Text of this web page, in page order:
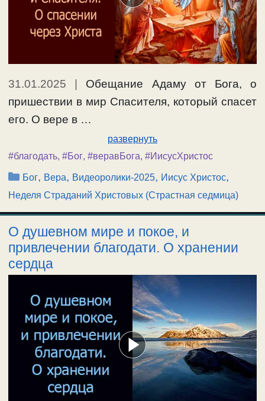
31.01.2025 | Обещание Адаму от Бога, о
пришествии в мир Спасителя, который спасет
его. О вере в …
развернуть
#благодать, #Бог, #веравБога, #ИисусХристос
Рубрики
Бог, Вера, Видеоролики-2025, Иисус Христос,
Неделя Страданий Христовых (Страстная седмица)
О душевном мире и покое, и
привлечении благодати. О хранении
сердца